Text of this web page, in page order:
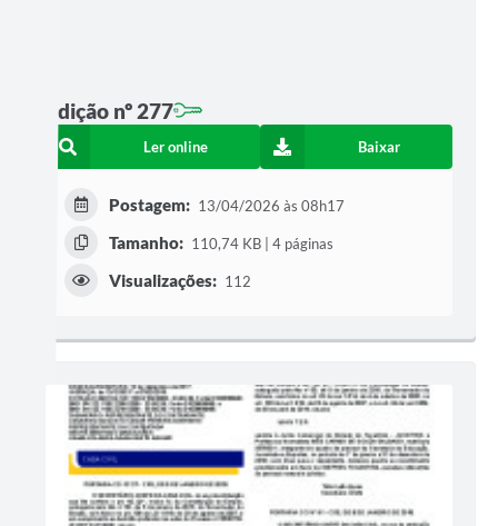
Edição nº 277
Ler online Baixar
Postagem: 13/04/2026 às 08h17
Tamanho: 110,74 KB | 4 páginas
Visualizações: 112